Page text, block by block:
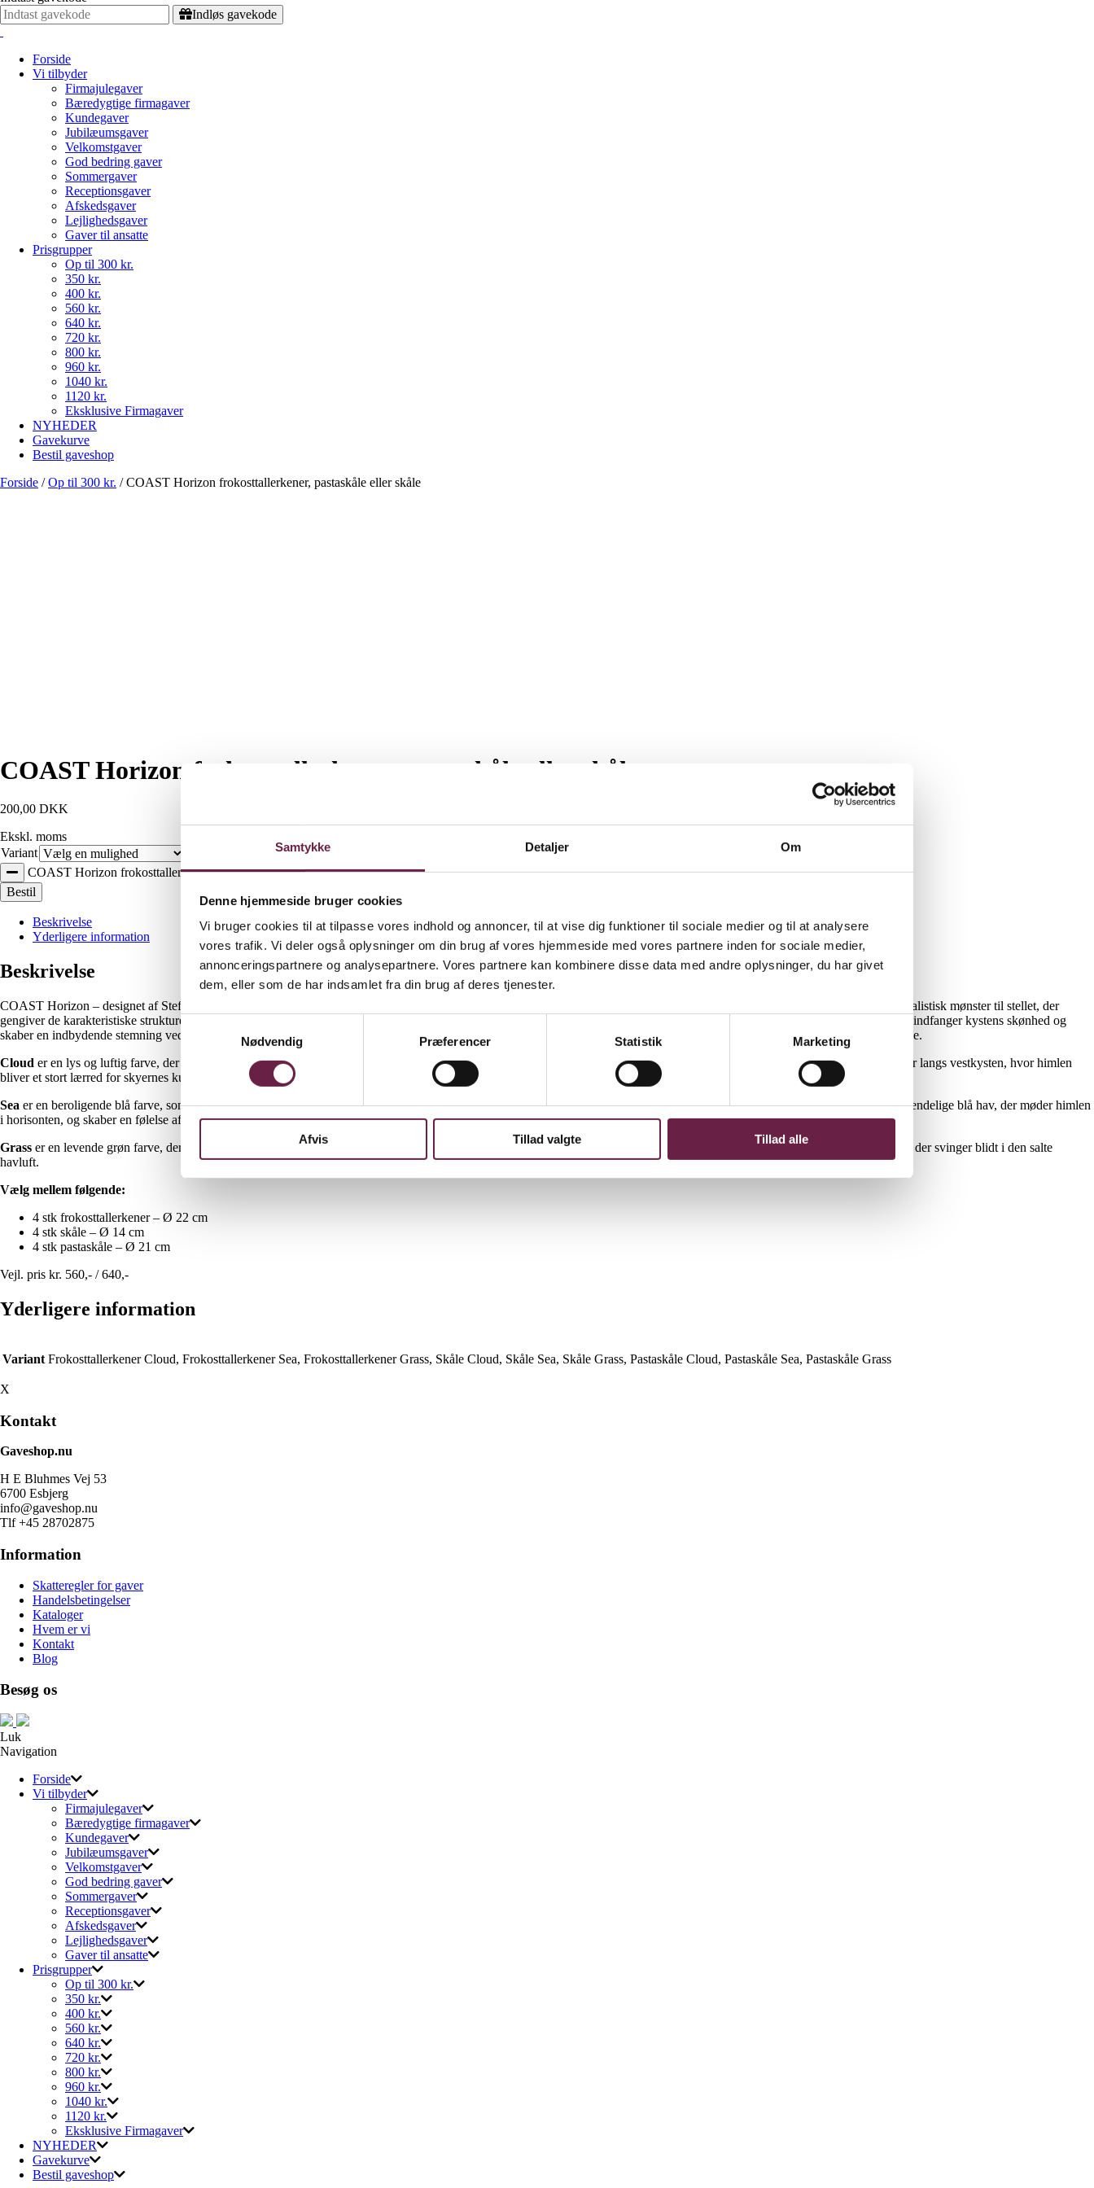
Samtykke Detaljer Om
Denne hjemmeside bruger cookies
Vi bruger cookies til at tilpasse vores indhold og annoncer, til at vise dig funktioner til sociale medier og til at analysere
vores trafik. Vi deler også oplysninger om din brug af vores hjemmeside med vores partnere inden for sociale medier,
annonceringspartnere og analysepartnere. Vores partnere kan kombinere disse data med andre oplysninger, du har givet
dem, eller som de har indsamlet fra din brug af deres tjenester.
Samtykkevalg
Nødvendig
Præferencer Statistik Marketing
Afvis Tillad valgte Tillad alle
Indløs gavekode
Forside
Vi tilbyder
Firmajulegaver
Bæredygtige firmagaver
Kundegaver
Jubilæumsgaver
Velkomstgaver
God bedring gaver
Sommergaver
Receptionsgaver
Afskedsgaver
Lejlighedsgaver
Gaver til ansatte
Prisgrupper
Op til 300 kr.
350 kr.
400 kr.
560 kr.
640 kr.
720 kr.
800 kr.
960 kr.
1040 kr.
1120 kr.
Eksklusive Firmagaver
NYHEDER
Gavekurve
Bestil gaveshop
Forside /Op til 300 kr. /COAST Horizon frokosttallerkener, pastaskåle eller skåle
COAST Horizon frokosttallerkener, pastaskåle eller skåle
200,00 DKK
Ekskl. moms
Variant
COAST Horizon frokosttallerkener, pastaskåle eller skåle antal
Bestil
Beskrivelse
Yderligere information
Beskrivelse
COAST Horizon – designet af Steffensen & Würtz. Der er noget særligt ved den danske vestkyst. Inspireret af marehalmens spidse strå har Steffensen & Würtz designet et minimalistisk mønster til stellet, der
gengiver de karakteristiske strukturer i smuk harmoni. Designet fanger den dybde og tekstur, der opstår i marehalmens tætte klynger langs kysten. Horizon er et porcelænsstel, der indfanger kystens skønhed og
skaber en indbydende stemning ved bordet. Stellets dele føles lette, slidstærke og er skabt til daglig brug. Nyd stellet igen og igen – til både hverdagsmåltider og hyggelige middage.
Cloud er en lys og luftig farve, der afspejler de hvide skyer, som svæver let og ubesværet på himlen. Cloud giver en fornemmelse af den ro og frihed, som man oplever på en gåtur langs vestkysten, hvor himlen
bliver et stort lærred for skyernes kunst.
Sea er en beroligende blå farve, som bringer havets rolige og forfriskende karakter ved den danske vestkyst til live. Sea genskaber den fredelige følelse, man får ved synet af det uendelige blå hav, der møder himlen
i horisonten, og skaber en følelse af åbenhed og ro.
Grass er en levende grøn farve, der afspejler de frodige og robuste strandgræsser, der danser i vinden langs det smukke kystlandskab. Grass indfanger følelsen af grønne græsstrå, der svinger blidt i den salte
havluft.
Vælg mellem følgende:
4 stk frokosttallerkener – Ø 22 cm
4 stk skåle – Ø 14 cm
4 stk pastaskåle – Ø 21 cm
Vejl. pris kr. 560,- / 640,-
Yderligere information
Variant Frokosttallerkener Cloud, Frokosttallerkener Sea, Frokosttallerkener Grass, Skåle Cloud, Skåle Sea, Skåle Grass, Pastaskåle Cloud, Pastaskåle Sea, Pastaskåle Grass
X
Kontakt
Gaveshop.nu
H E Bluhmes Vej 53
6700 Esbjerg
info@gaveshop.nu
Tlf +45 28702875
Information
Skatteregler for gaver
Handelsbetingelser
Kataloger
Hvem er vi
Kontakt
Blog
Besøg os
Luk
Navigation
Forside
Vi tilbyder
Firmajulegaver
Bæredygtige firmagaver
Kundegaver
Jubilæumsgaver
Velkomstgaver
God bedring gaver
Sommergaver
Receptionsgaver
Afskedsgaver
Lejlighedsgaver
Gaver til ansatte
Prisgrupper
Op til 300 kr.
350 kr.
400 kr.
560 kr.
640 kr.
720 kr.
800 kr.
960 kr.
1040 kr.
1120 kr.
Eksklusive Firmagaver
NYHEDER
Gavekurve
Bestil gaveshop